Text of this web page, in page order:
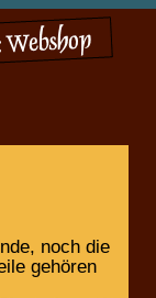
noch die
gehören